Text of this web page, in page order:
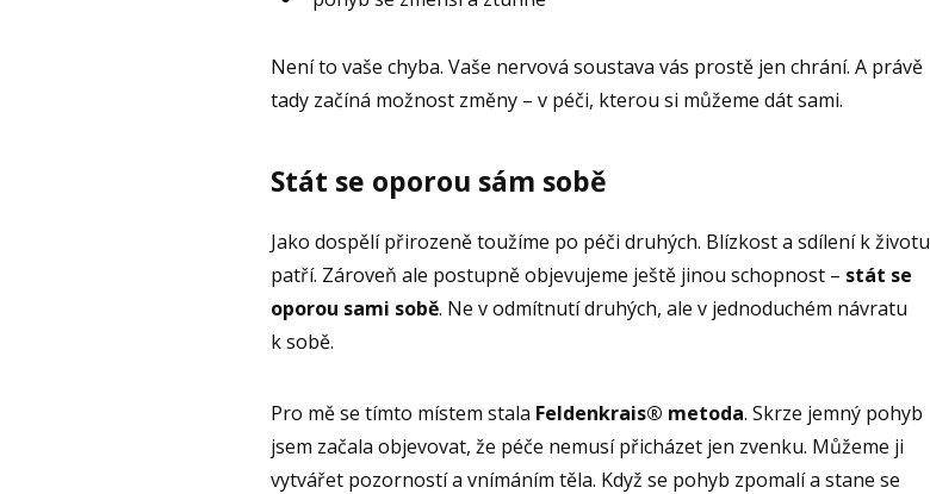
Není to vaše chyba. Vaše nervová soustava vás prostě jen chrání. A právě
tady začíná možnost změny – v péči, kterou si můžeme dát sami.
Stát se oporou sám sobě
Jako dospělí přirozeně toužíme po péči druhých. Blízkost a sdílení k životu
patří. Zároveň ale postupně objevujeme ještě jinou schopnost – stát se
oporou sami sobě. Ne v odmítnutí druhých, ale v jednoduchém návratu
k sobě.
Pro mě se tímto místem stala Feldenkrais® metoda. Skrze jemný pohyb
jsem začala objevovat, že péče nemusí přicházet jen zvenku. Můžeme ji
vytvářet pozorností a vnímáním těla. Když se pohyb zpomalí a stane se